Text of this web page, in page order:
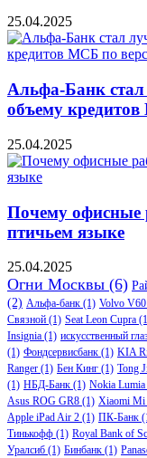
25.04.2025
Альфа-Банк
объему
25.04.2025
Почему офисные
птичьем языке
25.04.2025
Огни Москвы (6)
(2) Альфа-банк (1) Volvo
Связной (1) Seat Leon Cupra
Insignia (1) искусственный
(1) Фондсервисбанк (1) KIA
Ranger (1) Бен Кинг (1) Tong
(1) НБД-Банк (1) Nokia Lumia
Asus ROG GR8 (1) Xiaomi Mi
Apple iPad Air 2 (1) ПК-Банк
Тинькофф (1) Royal Bank of
Уралсиб (1) Бинбанк (1)